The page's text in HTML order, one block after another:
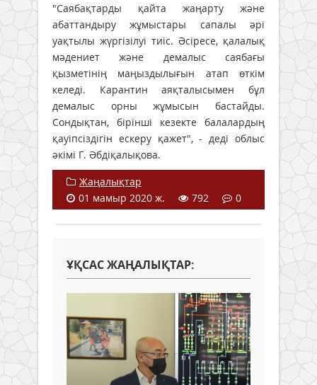
"Саябақтарды қайта жаңарту және
абаттандыру жұмыстары сапалы әрі
уақтылы жүргізілуі тиіс. Әсіресе, қалалық
мәдениет және демалыс саябағы
қызметінің маңыздылығын атап өткім
келеді. Карантин аяқталысымен бұл
демалыс орны жұмысын бастайды.
Сондықтан, бірінші кезекте балалардың
қауіпсіздігін ескеру қажет", - деді облыс
әкімі Г. Әбдіқалықова.
Жаңалықтар
01 мамыр 2020 ж.
792 0
ҰҚСАС ЖАҢАЛЫҚТАР: